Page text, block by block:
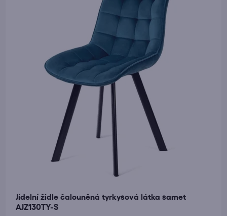
Jídelní židle čalouněná tyrkysová látka samet
AJZ130TY-S